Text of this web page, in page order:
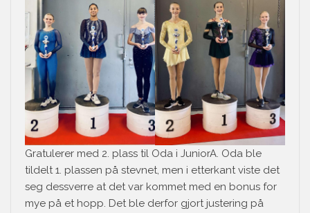
Gratulerer med 2. plass til Oda i JuniorA. Oda ble
tildelt 1. plassen på stevnet, men i etterkant viste det
seg dessverre at det var kommet med en bonus for
mye på et hopp. Det ble derfor gjort justering på